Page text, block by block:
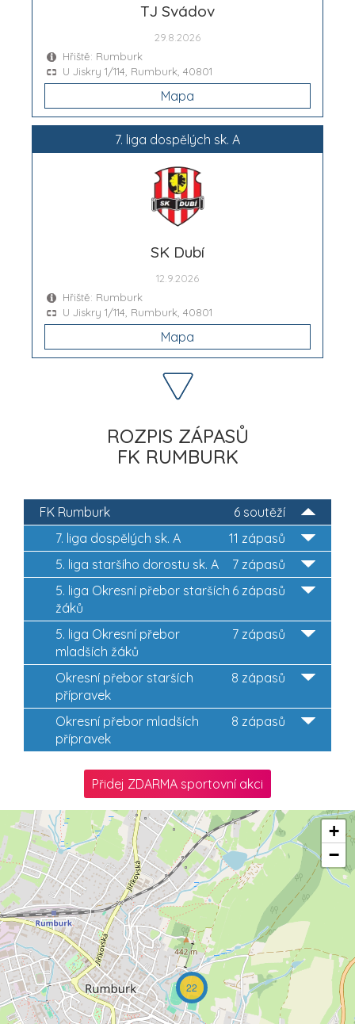
TJ Svádov
29.8.2026
Hřiště: Rumburk
U Jiskry 1/114, Rumburk, 40801
Mapa
7. liga dospělých sk. A
SK Dubí
12.9.2026
Hřiště: Rumburk
U Jiskry 1/114, Rumburk, 40801
Mapa
ROZPIS ZÁPASŮ
FK RUMBURK
6 soutěží
FK Rumburk
11 zápasů
7. liga dospělých sk. A
7 zápasů
5. liga staršího dorostu sk. A
6 zápasů
5. liga Okresní přebor starších
žáků
7 zápasů
5. liga Okresní přebor
mladších žáků
8 zápasů
Okresní přebor starších
přípravek
8 zápasů
Okresní přebor mladších
přípravek
Přidej ZDARMA sportovní akci
22
+
−